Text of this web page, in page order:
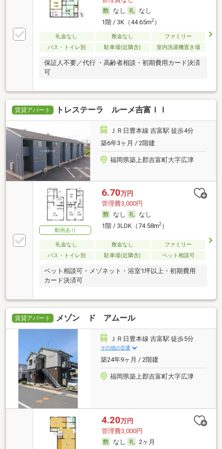
なし
なし
1階 / 3K（44.65m2）
礼金なし 敷金なし
ファミリー
バス・トイレ別
駐車場(近隣含) 室内洗濯機置き場
保証人不要／代行 ・高齢者相談・初期費用カード決済
可
賃貸アパート トレステーラ ルーメ吉富ＩＩ
ＪＲ日豊本線 吉富駅 徒歩4分
築6年3ヶ月 / 2階建
福岡県築上郡吉富町大字広津
動画あり
6.70万円
管理費3,000円
なし
なし
1階 / 3LDK（74.58m2）
礼金なし 敷金なし
ファミリー
バス・トイレ別
駐車場(近隣含) ペット相談可
ペット相談可・メゾネット・浴室1坪以上・初期費用
カード決済可
賃貸アパート メゾン ド アムール
ＪＲ日豊本線 吉富駅 徒歩5分
その他の交通
築24年9ヶ月 / 2階建
福岡県築上郡吉富町大字広津
4.20万円
管理費3,000円
なし
2ヶ月